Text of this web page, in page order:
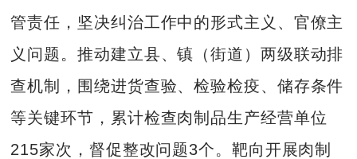
管责任，坚决纠治工作中的形式主义、官僚主
义问题。推动建立县、镇（街道）两级联动排
查机制，围绕进货查验、检验检疫、储存条件
等关键环节，累计检查肉制品生产经营单位
215家次，督促整改问题3个。靶向开展肉制